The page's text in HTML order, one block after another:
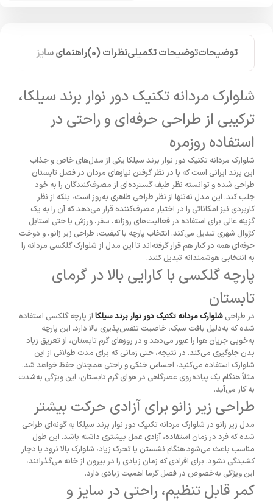
توضیحاتتوضیحات تکمیلینظرات (0) راهنمای سایز
شلوارک مردانه تکنیک دور نوار برند سیلکا،
ترکیبی از طراحی حرفه‌ای و راحتی در
استفاده روزمره
شلوارک مردانه تکنیک دور نوار برند سیلکا یکی از مدل‌های خاص و جذاب
این برند ایرانی است که با در نظر گرفتن نیازهای مردان در فصل تابستان
طراحی شده و توانسته نظر طیف گسترده‌ای از مصرف‌کنندگان را به خود
جلب کند. این مدل نه‌تنها از نظر طراحی ظاهری به‌روز است، بلکه از نظر
کاربردی نیز امکاناتی را در اختیار مصرف‌کننده قرار می‌دهد که آن را به یک
گزینه عالی برای استفاده در فعالیت‌های روزانه، سفر، ورزش یا حتی استایل
کژوال شهری تبدیل می‌کند. انتخاب پارچه با کیفیت، طراحی زیر زانو، و دوخت
حرفه‌ای همه در کنار هم قرار گرفته‌اند تا این مدل از شلوارک گلکسی مردانه را
به انتخابی هوشمندانه تبدیل کنند.
پارچه گلکسی با کارایی بالا در گرمای
تابستان
در طراحی شلوارک مردانه تکنیک دور نوار برند سیلکا از پارچه گلکسی استفاده
شده که به‌دلیل بافت سبک، خاصیت تنفس‌پذیری بالا دارد. این پارچه
به‌خوبی جریان هوا را عبور می‌دهد و در روزهای گرم تابستان، از تعریق زیاد
بدن جلوگیری می‌کند. در نتیجه، حتی زمانی که برای مدت طولانی از این
شلوارک استفاده می‌کنید، احساس خنکی و راحتی همچنان حفظ خواهد شد.
مثلاً هنگام یک پیاده‌روی عصرگاهی در هوای گرم تابستان، این ویژگی به‌شدت
به کار می‌آید.
طراحی زیر زانو برای آزادی حرکت بیشتر
مدل زیر زانو در شلوارک مردانه تکنیک دور نوار برند سیلکا به گونه‌ای طراحی
شده که فرد در زمان استفاده، آزادی عمل بیشتری داشته باشد. این طول
مناسب باعث می‌شود هنگام نشستن یا تحرک زیاد، شلوارک بالا نرود یا دچار
کشیدگی نشود. برای افرادی که زمان زیادی را در بیرون از خانه می‌گذرانند،
این ویژگی به‌خصوص در فصل گرما اهمیت زیادی دارد.
کمر قابل تنظیم، راحتی در سایز و